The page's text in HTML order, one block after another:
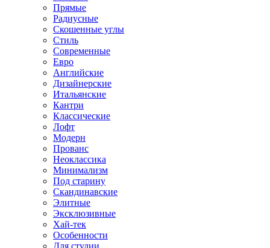
Прямые
Радиусные
Скошенные углы
Стиль
Современные
Евро
Английские
Дизайнерские
Итальянские
Кантри
Классические
Лофт
Модерн
Прованс
Неоклассика
Минимализм
Под старину
Скандинавские
Элитные
Эксклюзивные
Хай-тек
Особенности
Для студии